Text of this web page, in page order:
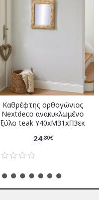
Καθρέφτης ορθογώνιος
Nextdeco ανακυκλωμένο
ξύλο teak Υ40xM31xΠ3εκ
24,80€